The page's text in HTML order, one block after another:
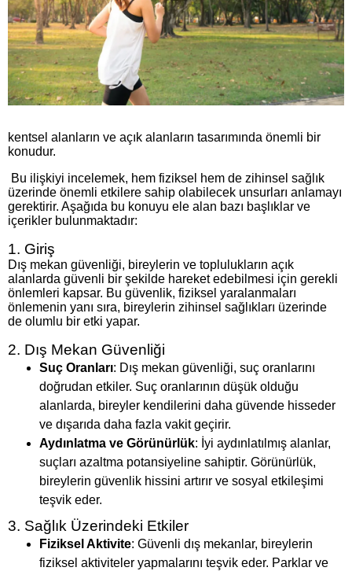
kentsel alanların ve açık alanların tasarımında önemli bir
konudur.
Bu ilişkiyi incelemek, hem fiziksel hem de zihinsel sağlık
üzerinde önemli etkilere sahip olabilecek unsurları anlamayı
gerektirir. Aşağıda bu konuyu ele alan bazı başlıklar ve
içerikler bulunmaktadır:
1. Giriş
Dış mekan güvenliği, bireylerin ve toplulukların açık
alanlarda güvenli bir şekilde hareket edebilmesi için gerekli
önlemleri kapsar. Bu güvenlik, fiziksel yaralanmaları
önlemenin yanı sıra, bireylerin zihinsel sağlıkları üzerinde
de olumlu bir etki yapar.
2. Dış Mekan Güvenliği
Suç Oranları: Dış mekan güvenliği, suç oranlarını
doğrudan etkiler. Suç oranlarının düşük olduğu
alanlarda, bireyler kendilerini daha güvende hisseder
ve dışarıda daha fazla vakit geçirir.
Aydınlatma ve Görünürlük: İyi aydınlatılmış alanlar,
suçları azaltma potansiyeline sahiptir. Görünürlük,
bireylerin güvenlik hissini artırır ve sosyal etkileşimi
teşvik eder.
3. Sağlık Üzerindeki Etkiler
Fiziksel Aktivite: Güvenli dış mekanlar, bireylerin
fiziksel aktiviteler yapmalarını teşvik eder. Parklar ve